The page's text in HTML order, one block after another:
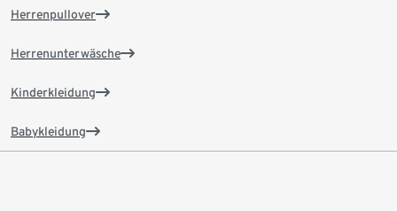
Herrenpullover
Herrenunterwäsche
Kinderkleidung
Babykleidung